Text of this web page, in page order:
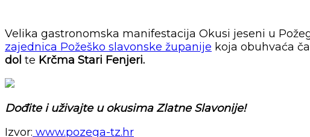
Velika gastronomska manifestacija Okusi jeseni u
zajednica Požeško slavonske županije koja obuhvaća
dol te Krčma Stari Fenjeri.
Dođite i uživajte u okusima Zlatne Slavonije!
Izvor: www.pozega-tz.hr